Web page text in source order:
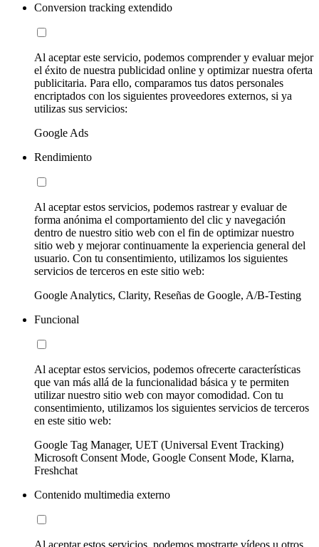
Conversion tracking extendido
Al aceptar este servicio, podemos comprender y evaluar mejor
el éxito de nuestra publicidad online y optimizar nuestra oferta
publicitaria. Para ello, comparamos tus datos personales
encriptados con los siguientes proveedores externos, si ya
utilizas sus servicios:
Google Ads
Rendimiento
Al aceptar estos servicios, podemos rastrear y evaluar de
forma anónima el comportamiento del clic y navegación
dentro de nuestro sitio web con el fin de optimizar nuestro
sitio web y mejorar continuamente la experiencia general del
usuario. Con tu consentimiento, utilizamos los siguientes
servicios de terceros en este sitio web:
Google Analytics, Clarity, Reseñas de Google, A/B-Testing
Funcional
Al aceptar estos servicios, podemos ofrecerte características
que van más allá de la funcionalidad básica y te permiten
utilizar nuestro sitio web con mayor comodidad. Con tu
consentimiento, utilizamos los siguientes servicios de terceros
en este sitio web:
Google Tag Manager, UET (Universal Event Tracking)
Microsoft Consent Mode, Google Consent Mode, Klarna,
Freshchat
Contenido multimedia externo
Al aceptar estos servicios, podemos mostrarte vídeos u otros